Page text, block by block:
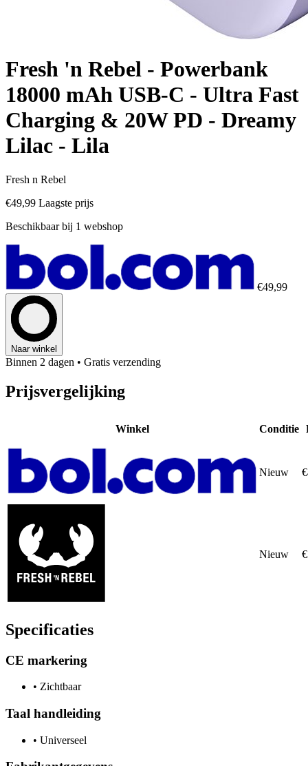
Fresh 'n Rebel - Powerbank
18000 mAh USB-C - Ultra Fast
Charging & 20W PD - Dreamy
Lilac - Lila
Fresh n Rebel
€49,99 Laagste prijs
Beschikbaar bij 1 webshop
€49,99
Naar winkel
Binnen 2 dagen • Gratis verzending
Prijsvergelijking
Winkel Conditie
Nieuw
Nieuw
Specificaties
CE markering
• Zichtbaar
Taal handleiding
• Universeel